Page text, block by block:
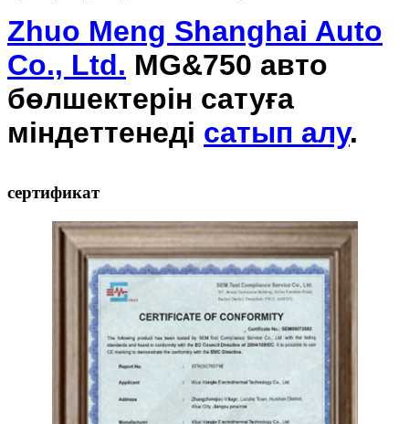
Zhuo Meng Shanghai Auto
Co., Ltd. MG&750 авто
бөлшектерін сатуға
міндеттенеді сатып алу.
сертификат